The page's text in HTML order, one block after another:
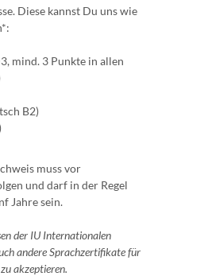
Diese kannst Du uns wie
mind. 3 Punkte in allen
B2)
muss vor
und darf in der Regel
Jahre sein.
der IU Internationalen
andere Sprachzertifikate für
akzeptieren.